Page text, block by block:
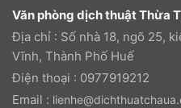
Văn phòng dịch thuật Thừa
Địa chỉ : Số nhà 18, ngõ 25,
Vĩnh, Thành Phố Huế
Điện thoại : 0977919212
Email :